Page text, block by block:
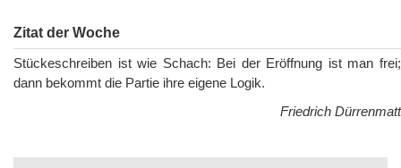
Zitat der Woche
Stückeschreiben ist wie Schach: Bei der Eröffnung ist man frei;
dann bekommt die Partie ihre eigene Logik.
Friedrich Dürrenmatt